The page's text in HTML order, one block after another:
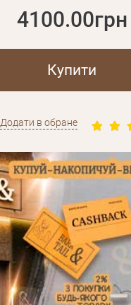
4100.00грн
Купити
Додати в обране